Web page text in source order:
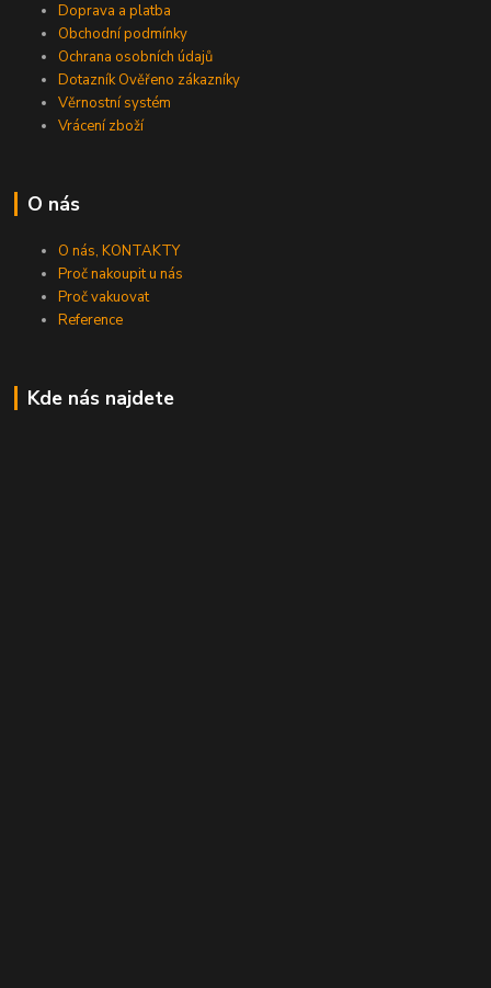
Doprava a platba
Obchodní podmínky
Ochrana osobních údajů
Dotazník Ověřeno zákazníky
Věrnostní systém
Vrácení zboží
O nás
O nás, KONTAKTY
Proč nakoupit u nás
Proč vakuovat
Reference
Kde nás najdete